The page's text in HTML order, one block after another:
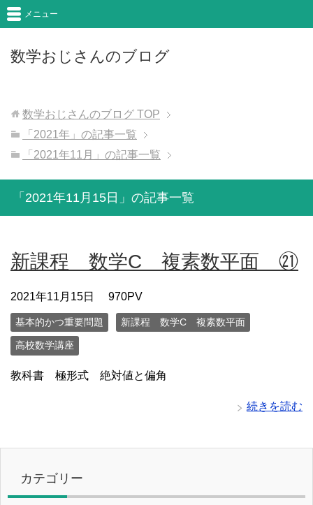
数学おじさんのブログ
メニュー
数学おじさんのブログ TOP
「2021年」の記事一覧
「2021年11月」の記事一覧
「2021年11月15日」の記事一覧
新課程 数学C 複素数平面 ㉑
2021年11月15日 970PV
基本的かつ重要問題 新課程 数学C 複素数平面
高校数学講座
教科書 極形式 絶対値と偏角
続きを読む
カテゴリー